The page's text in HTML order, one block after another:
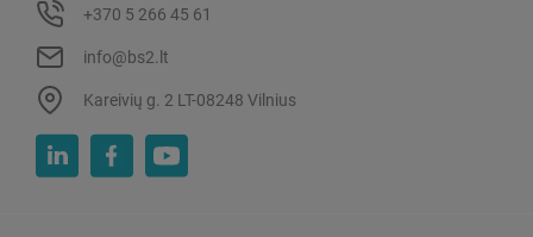
+370 5 266 45 61
info@bs2.lt
Kareivių g. 2 LT-08248 Vilnius